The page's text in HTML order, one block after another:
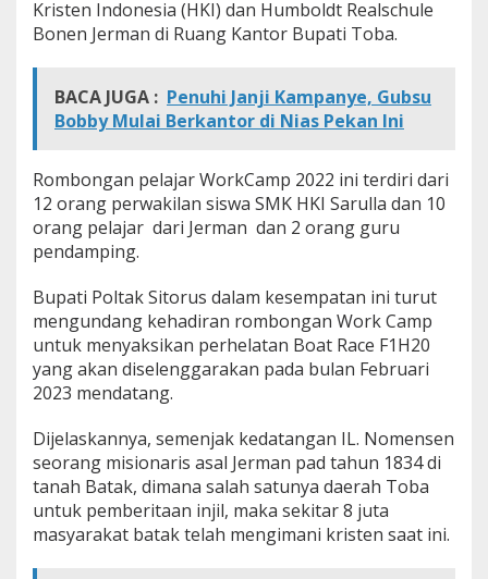
i
s
n
I
o
n
s
(
H
I
)
D
n
u
m
b
o
Kristen Indonesia (HKI) dan Humboldt Realschule
Bonen Jerman di Ruang Kantor Bupati Toba.
BACA JUGA : Penuhi Janji Kampanye, Gubsu
Bobby Mulai Berkantor di Nias Pekan Ini
Rombongan pelajar WorkCamp 2022 ini terdiri dari
12 orang perwakilan siswa SMK HKI Sarulla dan 10
orang pelajar dari Jerman dan 2 orang guru
pendamping.
Bupati Poltak Sitorus dalam kesempatan ini turut
mengundang kehadiran rombongan Work Camp
untuk menyaksikan perhelatan Boat Race F1H20
yang akan diselenggarakan pada bulan Februari
2023 mendatang.
Dijelaskannya, semenjak kedatangan IL. Nomensen
seorang misionaris asal Jerman pad tahun 1834 di
tanah Batak, dimana salah satunya daerah Toba
untuk pemberitaan injil, maka sekitar 8 juta
masyarakat batak telah mengimani kristen saat ini.